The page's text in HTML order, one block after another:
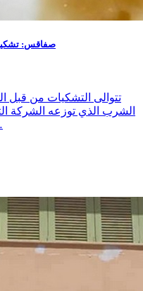
صفاقس:
تتوالى التشكيات من قبل
الشرب الذي توزعه الشركة
اعلن